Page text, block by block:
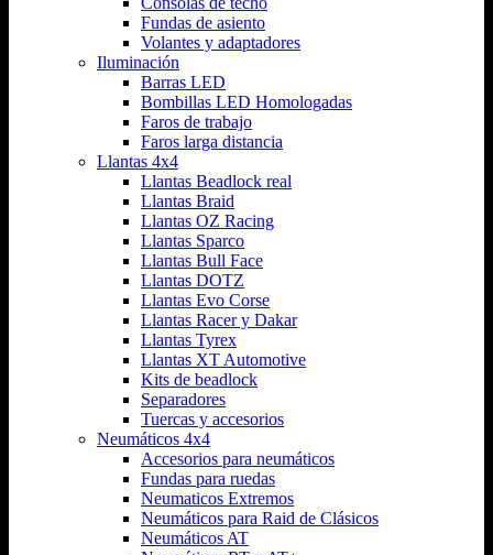
Fundas de asiento
Volantes y adaptadores
Iluminación
Barras LED
Bombillas LED Homologadas
Faros de trabajo
Faros larga distancia
Llantas 4x4
Llantas Beadlock real
Llantas Braid
Llantas OZ Racing
Llantas Sparco
Llantas Bull Face
Llantas DOTZ
Llantas Evo Corse
Llantas Racer y Dakar
Llantas Tyrex
Llantas XT Automotive
Kits de beadlock
Separadores
Tuercas y accesorios
Neumáticos 4x4
Accesorios para neumáticos
Fundas para ruedas
Neumaticos Extremos
Neumáticos para Raid de Clásicos
Neumáticos AT